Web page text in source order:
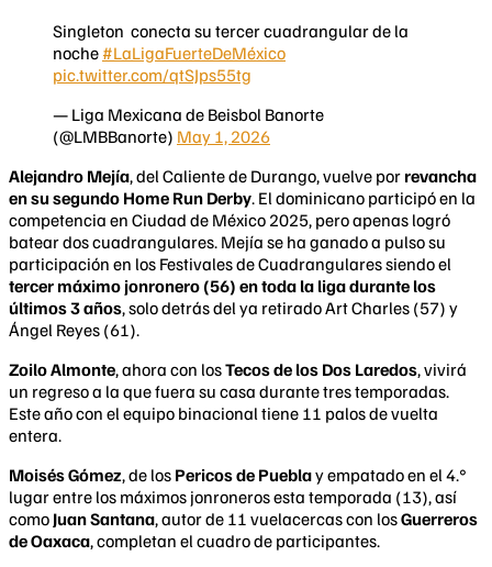
Singleton conecta su tercer cuadrangular de la
noche #LaLigaFuerteDeMéxico
pic.twitter.com/qtSJps55tg
— Liga Mexicana de Beisbol Banorte
(@LMBBanorte) May 1, 2026
Alejandro Mejía, del Caliente de Durango, vuelve por revancha
en su segundo Home Run Derby. El dominicano participó en la
competencia en Ciudad de México 2025, pero apenas logró
batear dos cuadrangulares. Mejía se ha ganado a pulso su
participación en los Festivales de Cuadrangulares siendo el
tercer máximo jonronero (56) en toda la liga durante los
últimos 3 años, solo detrás del ya retirado Art Charles (57) y
Ángel Reyes (61).
Zoilo Almonte, ahora con losTecos de los Dos Laredos, vivirá
un regreso a la que fuera su casa durante tres temporadas.
Este año con el equipo binacional tiene 11 palos de vuelta
entera.
Moisés Gómez, de los Pericos de Pueblay empatado en el 4.°
lugar entre los máximos jonroneros esta temporada (13), así
como Juan Santana, autor de 11 vuelacercas con losGuerreros
de Oaxaca, completan el cuadro de participantes.